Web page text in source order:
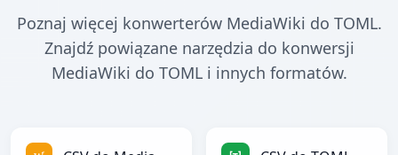
Poznaj więcej konwerterów MediaWiki do TOML.
Znajdź powiązane narzędzia do konwersji
MediaWiki do TOML i innych formatów.